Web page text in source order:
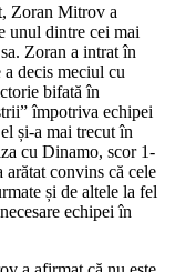
Zoran Mitrov a
unul dintre cei mai
Zoran a intrat în
decis meciul cu
bifată în
împotriva echipei
și-a mai trecut în
cu Dinamo, scor 1-
arătat convins că cele
și de altele la fel
echipei în